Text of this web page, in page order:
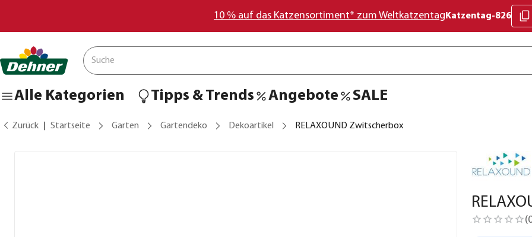
10 % auf das Katzensortiment* zum Weltkatzentag Katzentag-826
Alle Kategorien Tipps & Trends Angebote SALE
Zurück Startseite Garten Gartendeko Dekoartikel RELAXOUND Zwitscherbox
(